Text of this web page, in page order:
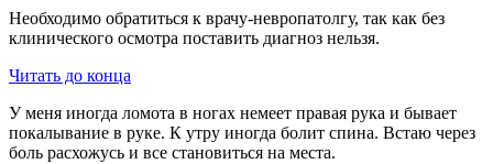
Необходимо обратиться к врачу-невропатолгу, так как без
клинического осмотра поставить диагноз нельзя.
Читать до конца
У меня иногда ломота в ногах немеет правая рука и бывает
покалывание в руке. К утру иногда болит спина. Встаю через
боль расхожусь и все становиться на места.